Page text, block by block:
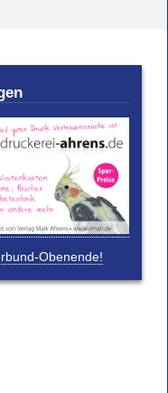
Obenende!